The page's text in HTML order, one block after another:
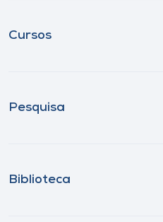
Cursos
Pesquisa
Biblioteca